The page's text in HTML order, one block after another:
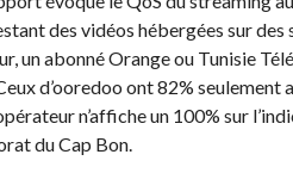
des vidéos hébergées sur
un abonné Orange ou Tunisie
d’ooredoo ont 82% seulement
n’affiche un 100% sur
du Cap Bon.